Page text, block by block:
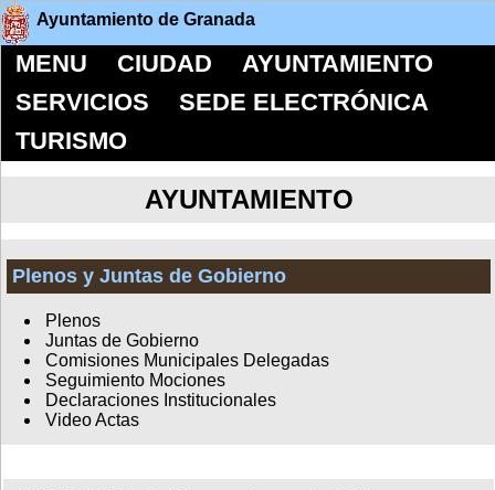
Ayuntamiento de Granada
MENU CIUDAD
AYUNTAMIENTO
SERVICIOS
SEDE ELECTRÓNICA
TURISMO
AYUNTAMIENTO
Plenos y Juntas de Gobierno
Plenos
Juntas de Gobierno
Comisiones Municipales Delegadas
Seguimiento Mociones
Declaraciones Institucionales
Video Actas